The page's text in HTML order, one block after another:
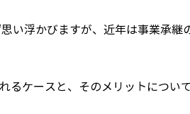
い浮かびますが、近年は事業承継
るケースと、そのメリットについ